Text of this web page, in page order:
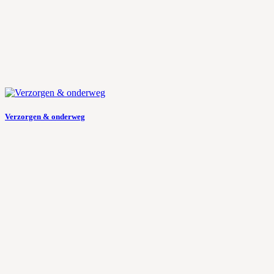
Verzorgen & onderweg